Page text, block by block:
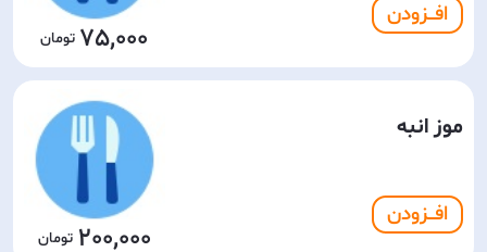
افـــزودن
75,000
موز انبه
افـــزودن
200,000